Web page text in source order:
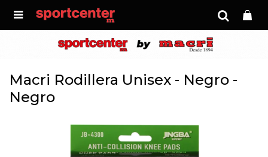

Macri Rodillera Unisex - Negro -
Negro